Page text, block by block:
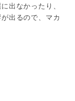
出なかったり、
出るので、マカ